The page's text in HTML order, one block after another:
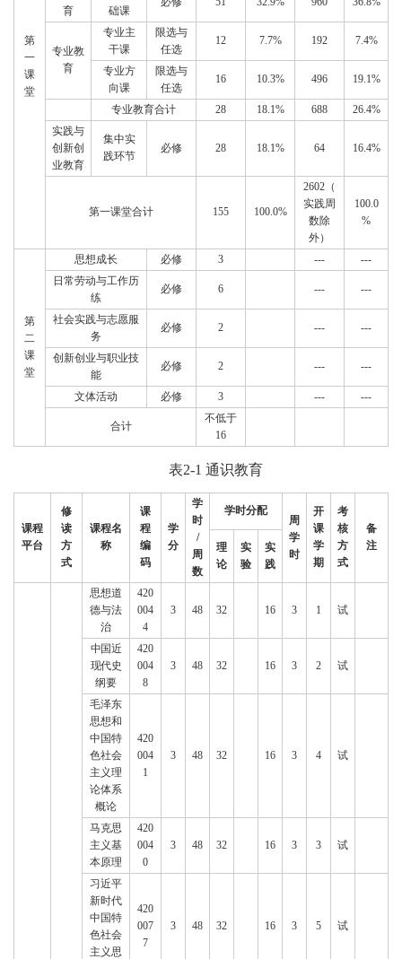
第
一
课
堂
育
础课
专业教
育
专业主
干课
限选与
任选
12 7.7% 192 7.4%
专业方
向课
限选与
任选
16 10.3% 496 19.1%
专业教育合计 28 18.1% 688
26.4%
实践与
创新创
业教育
集中实
践环节
必修 28 18.1% 64 16.4%
第一课堂合计 155 100.0%
2602（
实践周
数除
外）
100.0
%
第
二
课
堂
思想成长 必修 3 ---
---
日常劳动与工作历
练
必修 6 --- ---
社会实践与志愿服
务
必修 2 --- ---
创新创业与职业技
能
必修 2 --- ---
文体活动 必修 3 --- ---
合计
不低于
16
表2-1 通识教育
课程
平台
修
读
方
式
课程名
称
课
程
编
码
学
分
学
时
/
周
数
学时分配
周
学
时
开
课
学
期
考
核
方
式
备
注
理
论
实
验
实
践
思想道
德与法
治
420
004
4
3 48 32 16 3 1 试
中国近
现代史
纲要
420
004
8
3 48 32 16 3 2 试
毛泽东
思想和
中国特
色社会
主义理
论体系
概论
420
004
1
3 48 32 16 3 4 试
马克思
主义基
本原理
420
004
0
3 48 32 16 3 3 试
习近平
新时代
中国特
色社会
主义思
420
007
7
3 48 32 16 3 5 试